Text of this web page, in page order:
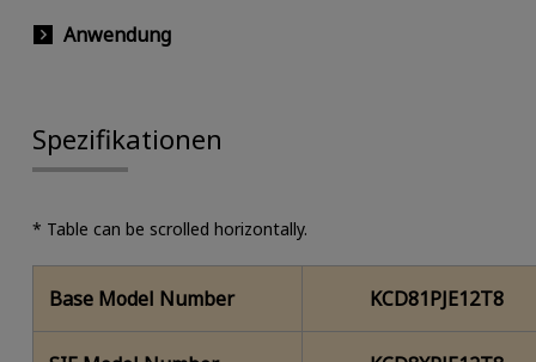
Anwendung
Spezifikationen
* Table can be scrolled horizontally.
Base Model Number KCD81PJE12T8